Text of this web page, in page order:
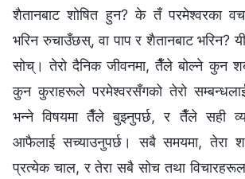
शैतानबाट शोषित हुन? के तँ परमेश्‍वरका
भरिन रुचाउँछस्, वा पाप र शैतानबाट भरिन?
सोच्। तेरो दैनिक जीवनमा, तैँले बोल्ने कुन
कुन कुराहरूले परमेश्‍वरसँगको तेरो
भन्‍ने विषयमा तैँले बुझ्नुपर्छ, र तैँले सही
आफैलाई सच्याउनुपर्छ। सबै समयमा, तेरा
प्रत्येक चाल, र तेरा सबै सोच तथा